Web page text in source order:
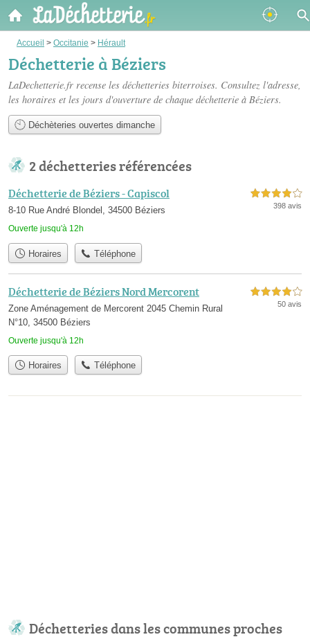
Accueil > Occitanie > Hérault
Déchetterie à Béziers
LaDechetterie.fr recense les déchetteries biterroises. Consultez l'adresse,
les horaires et les jours d'ouverture de chaque déchetterie à Béziers.
Déchèteries ouvertes dimanche
2 déchetteries référencées
Déchetterie de Béziers - Capiscol
8-10 Rue André Blondel, 34500 Béziers
Ouverte jusqu'à 12h
4,0 étoiles sur 5
398 avis
Horaires Téléphone
Déchetterie de Béziers Nord Mercorent
Zone Aménagement de Mercorent 2045 Chemin Rural
N°10, 34500 Béziers
Ouverte jusqu'à 12h
4,0 étoiles sur 5
50 avis
Horaires Téléphone
Déchetteries dans les communes proches